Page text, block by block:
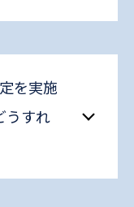
を実施
うすれ